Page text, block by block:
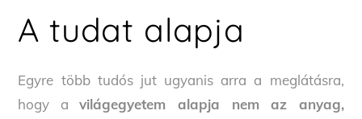
A tudat alapja
Egyre több tudós jut ugyanis arra a meglátásra,
hogy avilágegyetem alapja nem az anyag,